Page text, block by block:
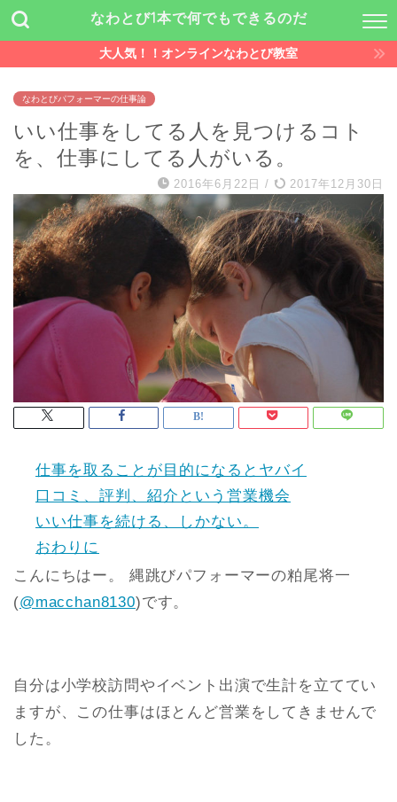
なわとび1本で何でもできるのだ
大人気！！オンラインなわとび教室
なわとびパフォーマーの仕事論
いい仕事をしてる人を見つけるコト
を、仕事にしてる人がいる。
2016年6月22日 / 2017年12月30日
仕事を取ることが目的になるとヤバイ
口コミ、評判、紹介という営業機会
いい仕事を続ける、しかない。
おわりに
こんにちはー。 縄跳びパフォーマーの粕尾将一
(@macchan8130)です。
自分は小学校訪問やイベント出演で生計を立ててい
ますが、この仕事はほとんど営業をしてきませんで
した。